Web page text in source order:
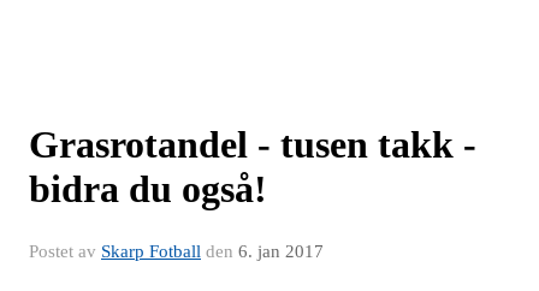
Grasrotandel - tusen takk -
bidra du også!
Postet av Skarp Fotball den 6. jan 2017